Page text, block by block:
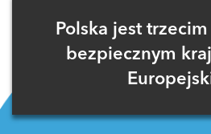
Polska jest
bezpiecznym